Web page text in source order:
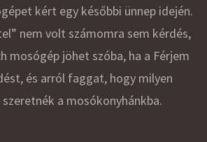
kért egy későbbi ünnep idején.
nem volt számomra sem kérdés,
mosógép jöhet szóba, ha a Férjem
és arról faggat, hogy milyen
a mosókonyhánkba.